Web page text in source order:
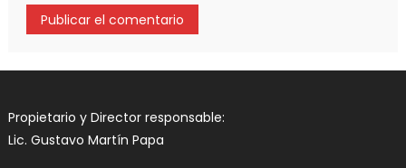
Propietario y Director responsable:
Lic. Gustavo Martín Papa